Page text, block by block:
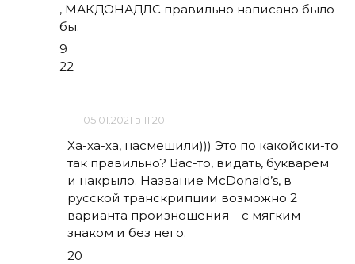
, МАКДОНАДЛС правильно написано было
бы.
9
22
05.01.2021 в 11:20
Ха-ха-ха, насмешили))) Это по какойски-то
так правильно? Вас-то, видать, букварем
и накрыло. Название McDonald’s, в
русской транскрипции возможно 2
варианта произношения – с мягким
знаком и без него.
20